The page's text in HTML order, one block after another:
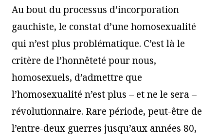
Au bout du processus d’incorporation
gauchiste, le constat d’une homosexualité
qui n’est plus problématique. C’est là le
critère de l’honnêteté pour nous,
homosexuels, d’admettre que
l’homosexualité n’est plus – et ne le sera –
révolutionnaire. Rare période, peut-être de
l’entre-deux guerres jusqu’aux années 80,